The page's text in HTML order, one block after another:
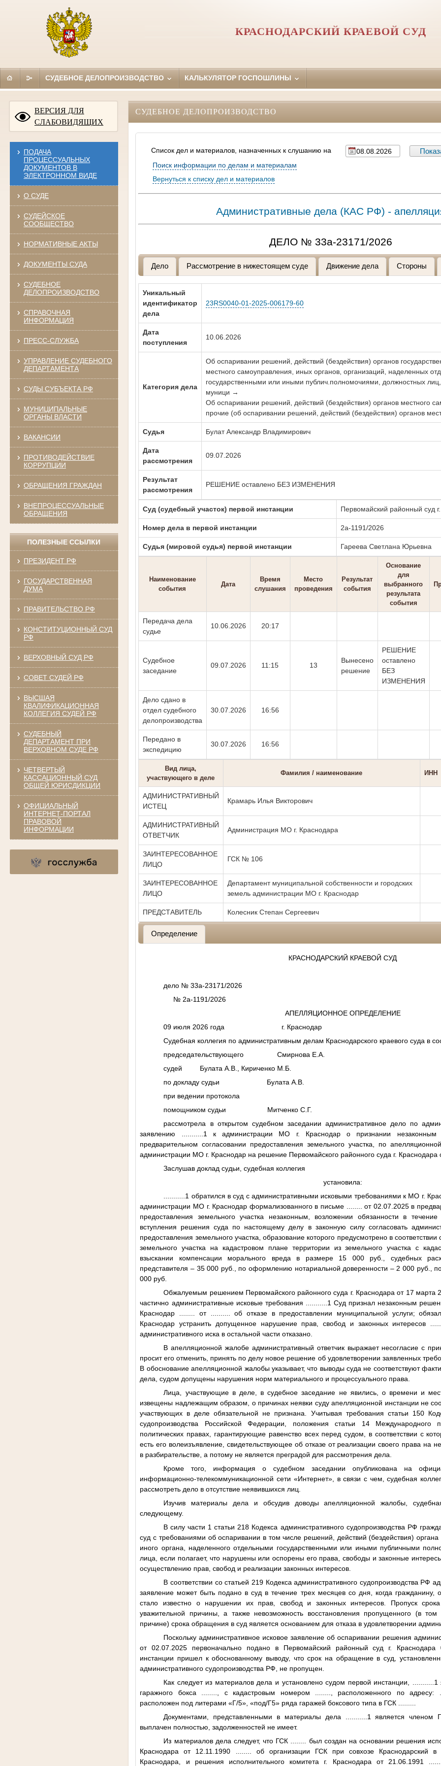
КРАСНОДАРСКИЙ КРАЕВОЙ СУД
СУДЕБНОЕ ДЕЛОПРОИЗВОДСТВО КАЛЬКУЛЯТОР ГОСПОШЛИНЫ
ВЕРСИЯ ДЛЯ
СЛАБОВИДЯЩИХ
ПОДАЧА
ПРОЦЕССУАЛЬНЫХ
ДОКУМЕНТОВ В
ЭЛЕКТРОННОМ ВИДЕ
О СУДЕ
СУДЕЙСКОЕ
СООБЩЕСТВО
НОРМАТИВНЫЕ АКТЫ
ДОКУМЕНТЫ СУДА
СУДЕБНОЕ
ДЕЛОПРОИЗВОДСТВО
СПРАВОЧНАЯ
ИНФОРМАЦИЯ
ПРЕСС-СЛУЖБА
УПРАВЛЕНИЕ СУДЕБНОГО
ДЕПАРТАМЕНТА
СУДЫ СУБЪЕКТА РФ
МУНИЦИПАЛЬНЫЕ
ОРГАНЫ ВЛАСТИ
ВАКАНСИИ
ПРОТИВОДЕЙСТВИЕ
КОРРУПЦИИ
ОБРАЩЕНИЯ ГРАЖДАН
ВНЕПРОЦЕССУАЛЬНЫЕ
ОБРАЩЕНИЯ
ПОЛЕЗНЫЕ ССЫЛКИ
ПРЕЗИДЕНТ РФ
ГОСУДАРСТВЕННАЯ
ДУМА
ПРАВИТЕЛЬСТВО РФ
КОНСТИТУЦИОННЫЙ СУД
РФ
ВЕРХОВНЫЙ СУД РФ
СОВЕТ СУДЕЙ РФ
ВЫСШАЯ
КВАЛИФИКАЦИОННАЯ
КОЛЛЕГИЯ СУДЕЙ РФ
СУДЕБНЫЙ
ДЕПАРТАМЕНТ ПРИ
ВЕРХОВНОМ СУДЕ РФ
ЧЕТВЕРТЫЙ
КАССАЦИОННЫЙ СУД
ОБЩЕЙ ЮРИСДИКЦИИ
ОФИЦИАЛЬНЫЙ
ИНТЕРНЕТ-ПОРТАЛ
ПРАВОВОЙ
ИНФОРМАЦИИ
СУДЕБНОЕ ДЕЛОПРОИЗВОДСТВО
Список дел и материалов, назначенных к слушанию на
Поиск информации по делам и материалам
Вернуться к списку дел и материалов
Административные дела (КАC РФ) -
ДЕЛО № 33а-23171/2026
Дело Рассмотрение в нижестоящем суде Движение дела Стороны
Уникальный
идентификатор
дела
23RS0040-01-2025-006179-60
Дата
поступления
10.06.2026
Категория дела
Об оспаривании решений, действий (бездействия) органов
местного самоуправления, иных органов, организаций, наделенных
государственными или иными публич.полномочиями, должностных лиц,
муници →
Об оспаривании решений, действий (бездействия) органов местного
прочие (об оспаривании решений, действий (бездействия) органов
Судья Булат Александр Владимирович
Дата
рассмотрения
09.07.2026
Результат
рассмотрения
РЕШЕНИЕ оставлено БЕЗ ИЗМЕНЕНИЯ
Суд (судебный участок) первой инстанции Первомайский районный суд
Номер дела в первой инстанции 2а-1191/2026
Судья (мировой судья) первой инстанции Гареева Светлана Юрьевна
Наименование
события
Дата
Время
слушания
Место
проведения
Результат
события
Основание
для
выбранного
результата
события
Передача дела
судье
10.06.2026 20:17
Судебное
заседание
09.07.2026 11:15 13
Вынесено
решение
РЕШЕНИЕ
оставлено
БЕЗ
ИЗМЕНЕНИЯ
Дело сдано в
отдел судебного
делопроизводства
30.07.2026 16:56
Передано в
экспедицию
30.07.2026 16:56
Вид лица,
участвующего в деле
Фамилия / наименование ИНН
АДМИНИСТРАТИВНЫЙ
ИСТЕЦ
Крамарь Илья Викторович
АДМИНИСТРАТИВНЫЙ
ОТВЕТЧИК
Администрация МО г. Краснодара
ЗАИНТЕРЕСОВАННОЕ
ЛИЦО
ГСК № 106
ЗАИНТЕРЕСОВАННОЕ
ЛИЦО
Департамент муниципальной собственности и городских
земель администрации МО г. Краснодар
ПРЕДСТАВИТЕЛЬ Колесник Степан Сергеевич
Определение
КРАСНОДАРСКИЙ КРАЕВОЙ СУД
дело № 33а-23171/2026
№ 2а-1191/2026
АПЕЛЛЯЦИОННОЕ ОПРЕДЕЛЕНИЕ
09 июля 2026 года г. Краснодар
Судебная коллегия по административным делам Краснодарского краевого суда в
председательствующего Смирнова Е.А.
судей Булата А.В., Кириченко М.Б.
по докладу судьи Булата А.В.
при ведении протокола
помощником судьи Митченко С.Г.
рассмотрела в открытом судебном заседании административное дело по
заявлению
...........1
к администрации МО г. Краснодар о признании
предварительном согласовании предоставления земельного участка, по
администрации МО г. Краснодар на решение Первомайского районного суда г. Краснодара
Заслушав доклад судьи, судебная коллегия
установила:
...........1 обратился в суд с административными исковыми требованиями к МО г.
администрации МО г. Краснодар формализованного в письме
от 02.07.2025 в
предоставления земельного участка незаконным, возложении обязанности в
вступления решения суда по настоящему делу в законную силу согласовать
предоставления земельного участка, образование которого предусмотрено в
земельного участка на кадастровом плане территории из земельного участка с
взыскании компенсации морального вреда в размере 15 000 руб., судебных
представителя – 35 000 руб., по оформлению нотариальной доверенности – 2 000 руб.,
000 руб.
Обжалуемым решением Первомайского районного суда г. Краснодара от 17 марта
частично административные исковые требования
...........1 Суд признал незаконным
Краснодар
от
об отказе в предоставлении муниципальной услуги;
Краснодар устранить допущенное нарушение прав, свобод и законных интересов
административного иска в остальной части отказано.
В апелляционной жалобе административный ответчик выражает несогласие с
просит его отменить, принять по делу новое решение об удовлетворении заявленных
В обоснование апелляционной жалобы указывает, что выводы суда не соответствуют
дела, судом допущены нарушения норм материального и процессуального права.
Лица, участвующие в деле, в судебное заседание не явились, о времени и
извещены надлежащим образом, о причинах неявки суду апелляционной инстанции не
участвующих в деле обязательной не признана. Учитывая требования статьи 150
судопроизводства Российской Федерации, положения статьи 14 Международного
политических правах, гарантирующие равенство всех перед судом, в соответствии с
есть его волеизъявление, свидетельствующее об отказе от реализации своего права на
в разбирательстве, а потому не является преградой для рассмотрения дела.
Кроме того, информация о судебном заседании опубликована на
информационно-телекоммуникационной сети «Интернет», в связи с чем, судебная
рассмотреть дело в отсутствие неявившихся лиц.
Изучив материалы дела и обсудив доводы апелляционной жалобы,
следующему.
В силу части 1 статьи 218 Кодекса административного судопроизводства РФ
суд с требованиями об оспаривании в том числе решений, действий (бездействия) органа
иного органа, наделенного отдельными государственными или иными публичными
лица, если полагает, что нарушены или оспорены его права, свободы и законные
осуществлению прав, свобод и реализации законных интересов.
В соответствии со статьей 219 Кодекса административного судопроизводства РФ
заявление может быть подано в суд в течение трех месяцев со дня, когда гражданину,
стало известно о нарушении их прав, свобод и законных интересов. Пропуск
уважительной причины, а также невозможность восстановления пропущенного (в том
причине) срока обращения в суд является основанием для отказа в удовлетворении
Поскольку административное исковое заявление об оспаривании решения
от 02.07.2025 первоначально подано в Первомайский районный суд г. Краснодара
инстанции пришел к обоснованному выводу, что срок на обращение в суд,
административного судопроизводства РФ, не пропущен.
Как следует из материалов дела и установлено судом первой инстанции,
...........1
гаражного бокса
, с кадастровым номером , расположенного по адресу:
расположен под литерами «Г/5», «под/Г5» ряда гаражей боксового типа в ГСК
Документами, представленными в материалы дела
...........1 является членом
выплачен полностью, задолженностей не имеет.
Из материалов дела следует, что ГСК
был создан на основании решения
Краснодара от 12.11.1990
об организации ГСК при совхозе Краснодарский в
Краснодара, и решения исполнительного комитета г. Краснодара от 21.06.1991